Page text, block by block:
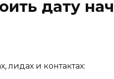
дату
лидах и контактах: